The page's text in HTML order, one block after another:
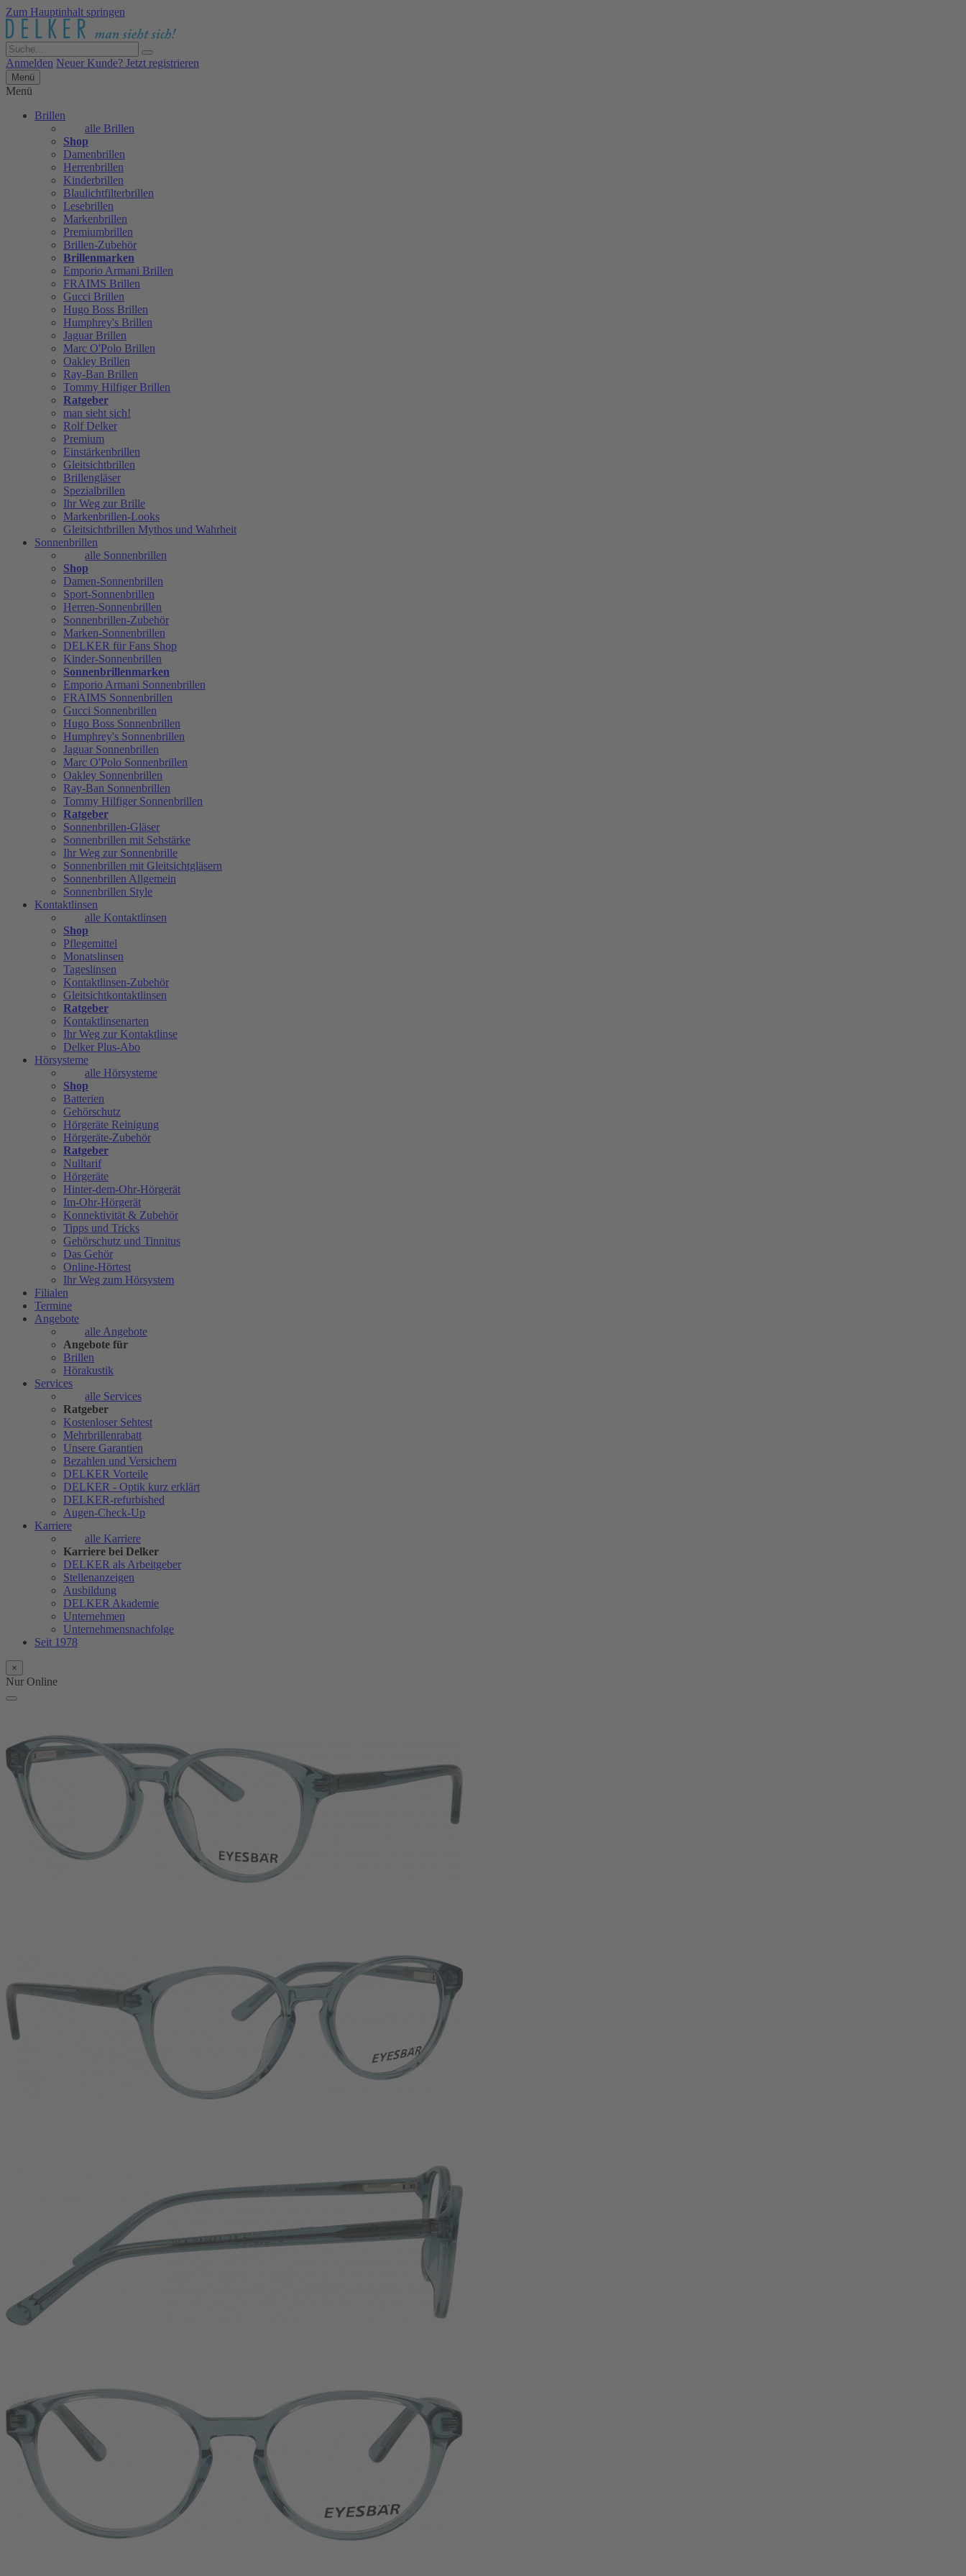
Zum Hauptinhalt springen
Anmelden Neuer Kunde? Jetzt registrieren
Menü
Menü
Brillen
alle Brillen
Shop
Damenbrillen
Herrenbrillen
Kinderbrillen
Blaulichtfilterbrillen
Lesebrillen
Markenbrillen
Premiumbrillen
Brillen-Zubehör
Brillenmarken
Emporio Armani Brillen
FRAIMS Brillen
Gucci Brillen
Hugo Boss Brillen
Humphrey's Brillen
Jaguar Brillen
Marc O'Polo Brillen
Oakley Brillen
Ray-Ban Brillen
Tommy Hilfiger Brillen
Ratgeber
man sieht sich!
Rolf Delker
Premium
Einstärkenbrillen
Gleitsichtbrillen
Brillengläser
Spezialbrillen
Ihr Weg zur Brille
Markenbrillen-Looks
Gleitsichtbrillen Mythos und Wahrheit
Sonnenbrillen
alle Sonnenbrillen
Shop
Damen-Sonnenbrillen
Sport-Sonnenbrillen
Herren-Sonnenbrillen
Sonnenbrillen-Zubehör
Marken-Sonnenbrillen
DELKER für Fans Shop
Kinder-Sonnenbrillen
Sonnenbrillenmarken
Emporio Armani Sonnenbrillen
FRAIMS Sonnenbrillen
Gucci Sonnenbrillen
Hugo Boss Sonnenbrillen
Humphrey's Sonnenbrillen
Jaguar Sonnenbrillen
Marc O'Polo Sonnenbrillen
Oakley Sonnenbrillen
Ray-Ban Sonnenbrillen
Tommy Hilfiger Sonnenbrillen
Ratgeber
Sonnenbrillen-Gläser
Sonnenbrillen mit Sehstärke
Ihr Weg zur Sonnenbrille
Sonnenbrillen mit Gleitsichtgläsern
Sonnenbrillen Allgemein
Sonnenbrillen Style
Kontaktlinsen
alle Kontaktlinsen
Shop
Pflegemittel
Monatslinsen
Tageslinsen
Kontaktlinsen-Zubehör
Gleitsichtkontaktlinsen
Ratgeber
Kontaktlinsenarten
Ihr Weg zur Kontaktlinse
Delker Plus-Abo
Hörsysteme
alle Hörsysteme
Shop
Batterien
Gehörschutz
Hörgeräte Reinigung
Hörgeräte-Zubehör
Ratgeber
Nulltarif
Hörgeräte
Hinter-dem-Ohr-Hörgerät
Im-Ohr-Hörgerät
Konnektivität & Zubehör
Tipps und Tricks
Gehörschutz und Tinnitus
Das Gehör
Online-Hörtest
Ihr Weg zum Hörsystem
Filialen
Termine
Angebote
alle Angebote
Angebote für
Brillen
Hörakustik
Services
alle Services
Ratgeber
Kostenloser Sehtest
Mehrbrillenrabatt
Unsere Garantien
Bezahlen und Versichern
DELKER Vorteile
DELKER - Optik kurz erklärt
DELKER-refurbished
Augen-Check-Up
Karriere
alle Karriere
Karriere bei Delker
DELKER als Arbeitgeber
Stellenanzeigen
Ausbildung
DELKER Akademie
Unternehmen
Unternehmensnachfolge
Seit 1978
×
Nur Online